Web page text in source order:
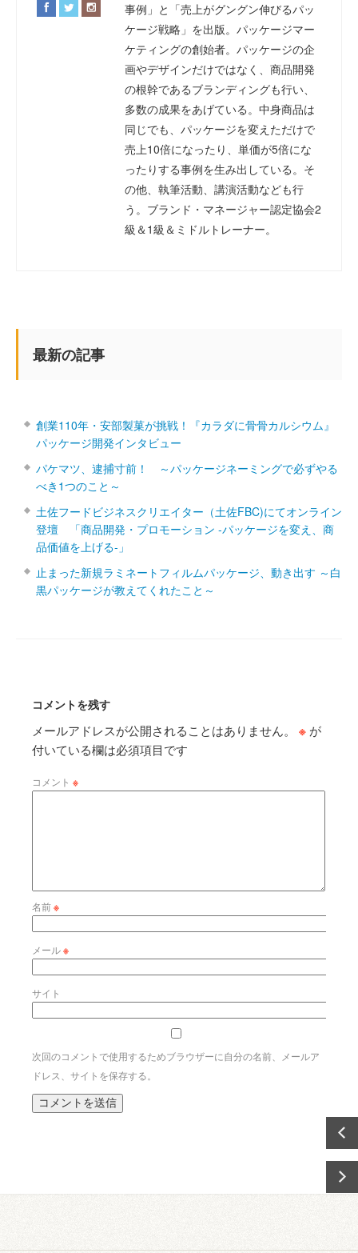
事例」と「売上がグングン伸びるパッ
ケージ戦略」を出版。パッケージマー
ケティングの創始者。パッケージの企
画やデザインだけではなく、商品開発
の根幹であるブランディングも行い、
多数の成果をあげている。中身商品は
同じでも、パッケージを変えただけで
売上10倍になったり、単価が5倍にな
ったりする事例を生み出している。そ
の他、執筆活動、講演活動なども行
う。ブランド・マネージャー認定協会2
級＆1級＆ミドルトレーナー。
最新の記事
創業110年・安部製菓が挑戦！『カラダに骨骨カルシウム』
パッケージ開発インタビュー
パケマツ、逮捕寸前！ ～パッケージネーミングで必ずやる
べき1つのこと～
土佐フードビジネスクリエイター（土佐FBC)にてオンライン
登壇 「商品開発・プロモーション ‐パッケージを変え、商
品価値を上げる‐」
止まった新規ラミネートフィルムパッケージ、動き出す ～白
黒パッケージが教えてくれたこと～
コメントを残す
メールアドレスが公開されることはありません。 ※ が
付いている欄は必須項目です
コメント ※
名前※
メール※
サイト
次回のコメントで使用するためブラウザーに自分の名前、メールア
ドレス、サイトを保存する。